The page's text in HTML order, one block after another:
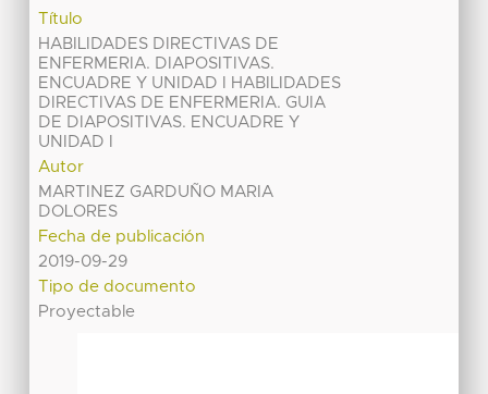
Título
HABILIDADES DIRECTIVAS DE
ENFERMERIA. DIAPOSITIVAS.
ENCUADRE Y UNIDAD I HABILIDADES
DIRECTIVAS DE ENFERMERIA. GUIA
DE DIAPOSITIVAS. ENCUADRE Y
UNIDAD I
Autor
MARTINEZ GARDUÑO MARIA
DOLORES
Fecha de publicación
2019-09-29
Tipo de documento
Proyectable